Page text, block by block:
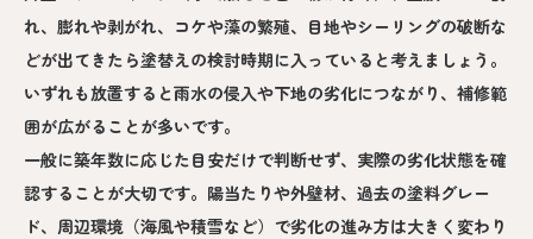
れ、膨れや剥がれ、コケや藻の繁殖、目地やシーリングの破断な
どが出てきたら塗替えの検討時期に入っていると考えましょう。
いずれも放置すると雨水の侵入や下地の劣化につながり、補修範
囲が広がることが多いです。
一般に築年数に応じた目安だけで判断せず、実際の劣化状態を確
認することが大切です。陽当たりや外壁材、過去の塗料グレー
ド、周辺環境（海風や積雪など）で劣化の進み方は大きく変わり